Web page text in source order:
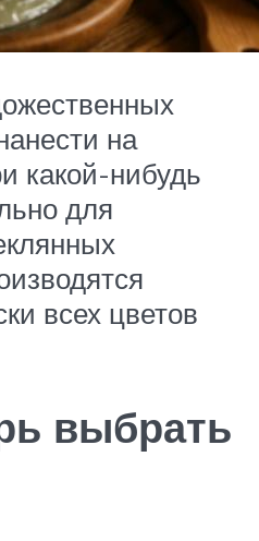
на
какой-нибудь
для
всех цветов
выбрать